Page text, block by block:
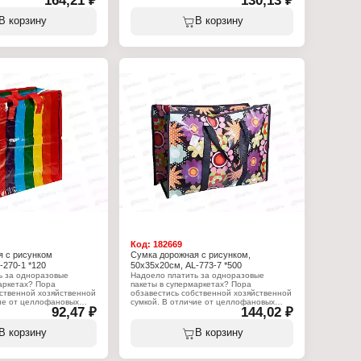
В корзину
Материал: полимер
В корзину
с рисунком
270-1 *120
за одноразовые
Пора
хозяйственной
от целлофановых
не порвется и не
ответственный
из высокопрочного
большие
92,47 ₽
В корзину
Код:182669
Сумка дорожная с рисунком,
50х35х20см, AL-773-7 *500
Надоело платить за одноразовые
пакеты в супермаркетах? Пора
обзавестись собственной хозяйственной
сумкой. В отличие от целлофановых
аналогов никогда не порвется и не
подведет в самый ответственный
момент. Выполнена из высокопрочного
полипропилена. Выдерживает большие
144,02 ₽
В корзину